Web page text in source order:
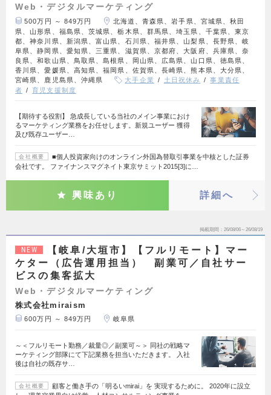
Web・デジタルマーケティング
500万円 ～ 849万円
北海道、青森県、岩手県、宮城県、秋田
県、山形県、福島県、茨城県、栃木県、群馬県、埼玉県、千葉県、東京
都、神奈川県、新潟県、富山県、石川県、福井県、山梨県、長野県、岐
阜県、静岡県、愛知県、三重県、滋賀県、京都府、大阪府、兵庫県、奈
良県、和歌山県、鳥取県、島根県、岡山県、広島県、山口県、徳島県、
香川県、愛媛県、高知県、福岡県、佐賀県、長崎県、熊本県、大分県、
宮崎県、鹿児島県、沖縄県
大手企業 土日祝休み
事業責任
者
育児支援制度
【期待する役割】 急成長している当社のメイン事業におけ
るマーケティング業務をお任せします。新規ユーザー 獲得
及び既存ユーザー…
会社概要
■個人投資家向けのオンライン外国為替取引事業を中核とした証券
会社です。 ファイナンスマグネイト東京サミット2015[3]に…
興味あり 詳細へ
掲載期間 26/08/06～26/08/19
NEW
【岐阜/大垣市】【フルリモート】マー
ケター（広告運用担当） 副業可／自社サー
ビスの集客拡大
Web・デジタルマーケティング
株式会社miraism
600万円 ～ 849万円 岐阜県
～＜フルリモート勤務／裁量◎／副業可～＞ 同社の戦略マ
ーケティング部隊にて下記業務を担当いただきます。 入社
後は自社の既存サ…
会社概要
顧客と働き手の「明るいmirai」を 実現するために。 2020年に設立